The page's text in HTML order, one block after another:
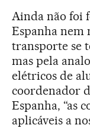
Ainda não foi
Espanha nem
transporte se
mas pela
elétricos de
coordenador
Espanha, “as
aplicáveis a